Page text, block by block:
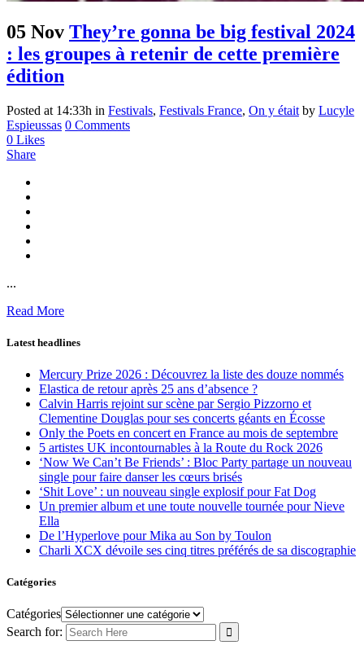
05 Nov They’re gonna be big festival 2024
: les groupes à retenir de cette première
édition
Posted at 14:33h in Festivals, Festivals France, On y était by Lucyle
Espieussas 0 Comments
0 Likes
Share
...
Read More
Latest headlines
Mercury Prize 2026 : Découvrez la liste des douze nommés
Elastica de retour après 25 ans d’absence ?
Calvin Harris rejoint sur scène par Sergio Pizzorno et
Clementine Douglas pour ses concerts géants en Écosse
Only the Poets en concert en France au mois de septembre
5 artistes UK incontournables à la Route du Rock 2026
‘Now We Can’t Be Friends’ : Bloc Party partage un nouveau
single pour faire danser les cœurs brisés
‘Shit Love’ : un nouveau single explosif pour Fat Dog
Un premier album et une toute nouvelle tournée pour Nieve
Ella
De l’Hyperlove pour Mika au Son by Toulon
Charli XCX dévoile ses cinq titres préférés de sa discographie
Catégories
Catégories
Search for: